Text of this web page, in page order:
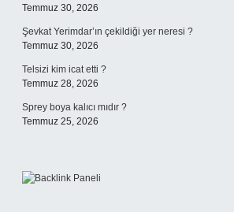
Temmuz 30, 2026
Şevkat Yerimdar’ın çekildiği yer neresi ?
Temmuz 30, 2026
Telsizi kim icat etti ?
Temmuz 28, 2026
Sprey boya kalıcı mıdır ?
Temmuz 25, 2026